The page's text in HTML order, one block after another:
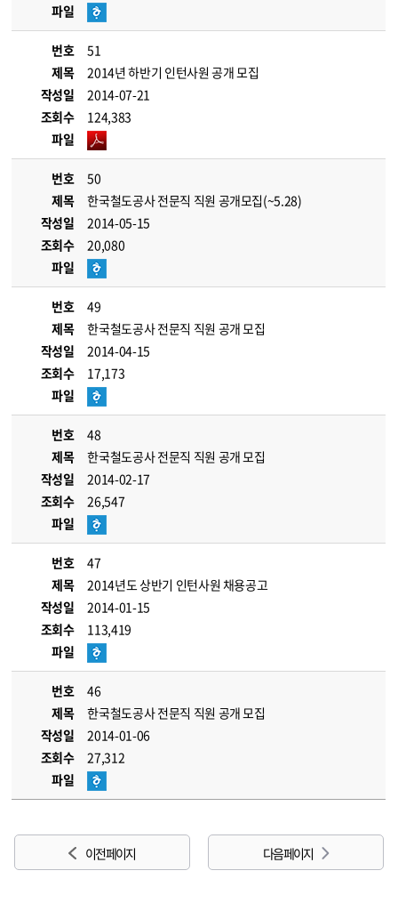
파일
번호
51
제목
2014년 하반기 인턴사원 공개 모집
작성일
2014-07-21
조회수
124,383
파일
번호
50
제목
한국철도공사 전문직 직원 공개모집(~5.28)
작성일
2014-05-15
조회수
20,080
파일
번호
49
제목
한국철도공사 전문직 직원 공개 모집
작성일
2014-04-15
조회수
17,173
파일
번호
48
제목
한국철도공사 전문직 직원 공개 모집
작성일
2014-02-17
조회수
26,547
파일
번호
47
제목
2014년도 상반기 인턴사원 채용공고
작성일
2014-01-15
조회수
113,419
파일
번호
46
제목
한국철도공사 전문직 직원 공개 모집
작성일
2014-01-06
조회수
27,312
파일
이전 페이지 다음 페이지